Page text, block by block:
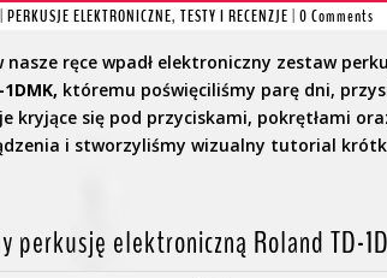
|PERKUSJE ELEKTRONICZNE,TESTY I RECENZJE |0 Comments
ręce wpadł elektroniczny zestaw
któremu poświęciliśmy parę dni,
kryjące się pod przyciskami, pokrętłami
i stworzyliśmy wizualny tutorial
perkusję elektroniczną Roland TD-